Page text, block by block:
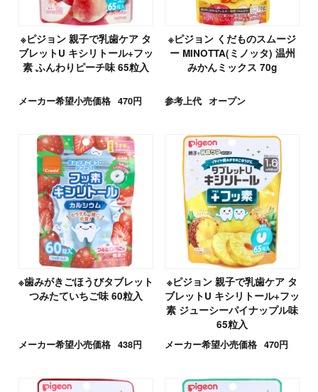
※ピジョン 親子で乳歯ケア タ
ブレットU キシリトール+フッ
素 ふんわりピーチ味 65粒入
メーカー希望小売価格 470円
※ピジョン くだものスムージ
ー MINOTTA(ミノッタ) 温州
みかんミックス 70g
参考上代 オープン
※歯みがきごほうびタブレット
つみたていちご味 60粒入
メーカー希望小売価格 438円
※ピジョン 親子で乳歯ケア タ
ブレットU キシリトール+フッ
素 ジューシーパイナップル味
65粒入
メーカー希望小売価格 470円